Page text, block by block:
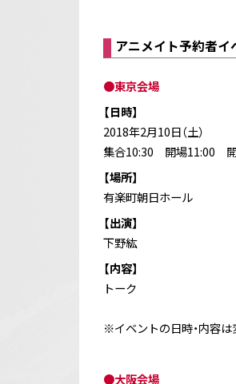
アニメイト予約者イ
●東京会場
【日時】
2018年2月10日（土）
集合10:30 開場11:00
【場所】
有楽町朝日ホール
【出演】
下野紘
【内容】
トーク
※イベントの日時・内容は
●大阪会場